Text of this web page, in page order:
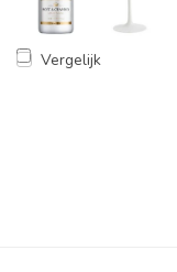
Vergelijk